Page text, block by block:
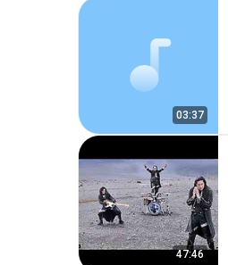
03:37
47:46